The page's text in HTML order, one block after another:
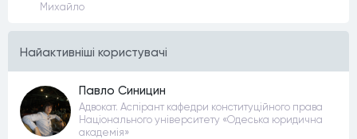
Михайло
Найактивнiшi користувачi
Павло Синицин
Адвокат. Аспірант кафедри конституційного права
Національного університету «Одеська юридична
академія»